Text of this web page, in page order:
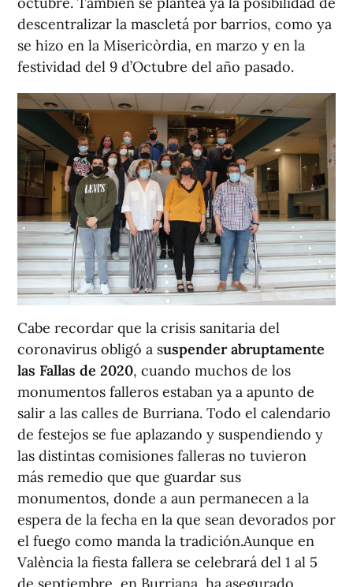
descentralizar la mascletá por barrios, como ya
se hizo en la Misericòrdia, en marzo y en la
festividad del 9 d’Octubre del año pasado.
Cabe recordar que la crisis sanitaria del
coronavirus obligó a suspender abruptamente
las Fallas de 2020, cuando muchos de los
monumentos falleros estaban ya a apunto de
salir a las calles de Burriana. Todo el calendario
de festejos se fue aplazando y suspendiendo y
las distintas comisiones falleras no tuvieron
más remedio que que guardar sus
monumentos, donde a aun permanecen a la
espera de la fecha en la que sean devorados por
el fuego como manda la tradición.Aunque en
València la fiesta fallera se celebrará del 1 al 5